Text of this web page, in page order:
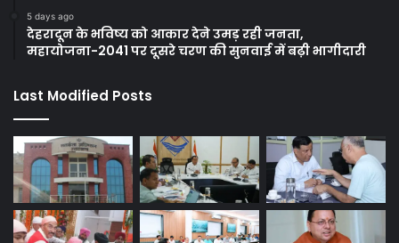
5 days ago
देहरादून के भविष्य को आकार देने उमड़ रही जनता,
महायोजना-2041 पर दूसरे चरण की सुनवाई में बढ़ी भागीदारी
Last Modified Posts